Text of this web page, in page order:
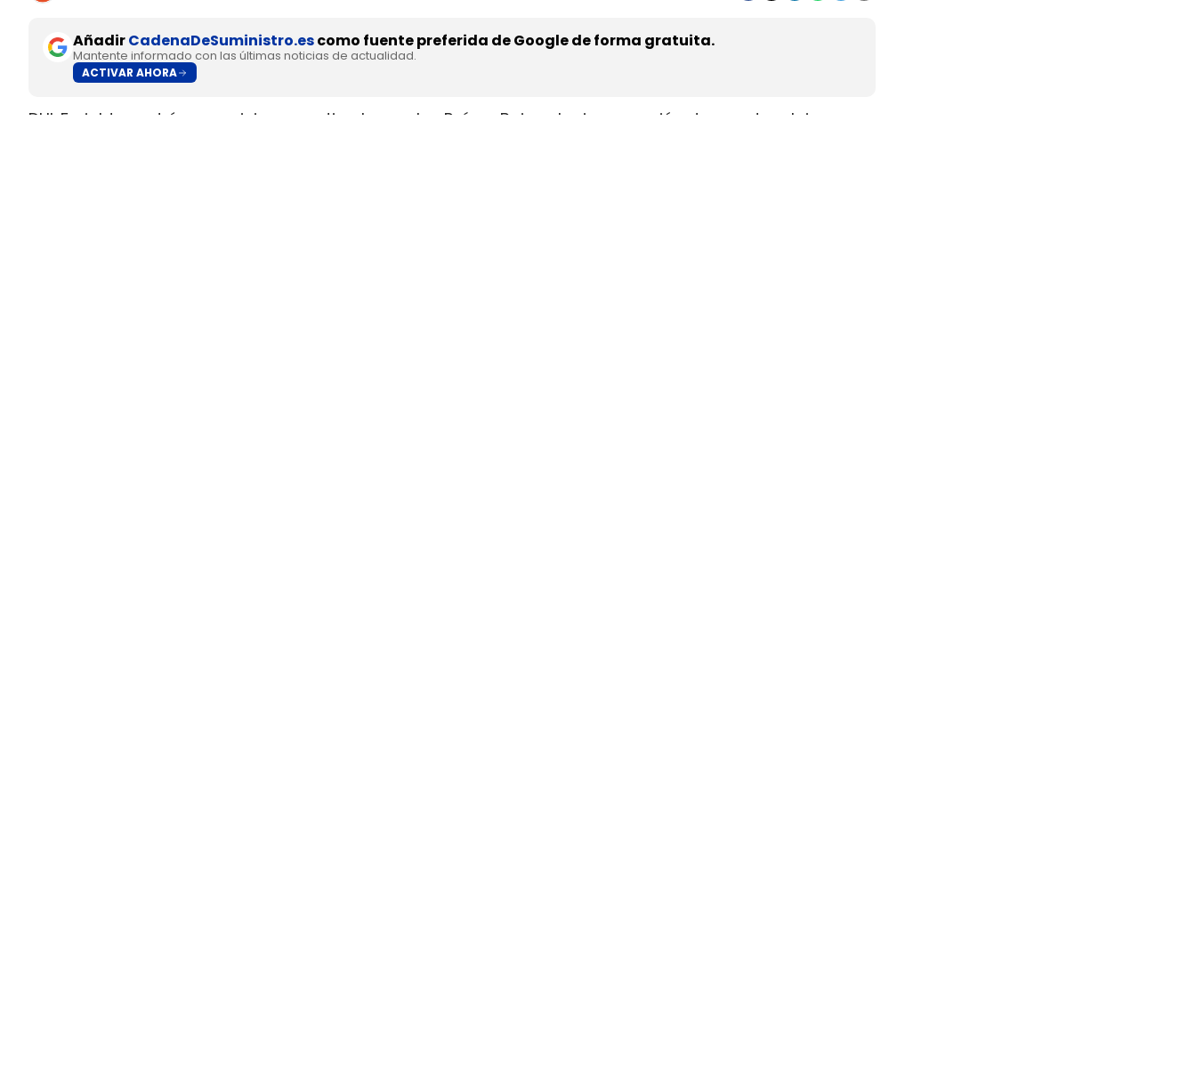
AñadirCadenaDeSuministro.escomo fuente preferida de Google de forma gratuita.
Mantente informado con las últimas noticias de actualidad.
ACTIVAR AHORA
DHL Freight pondrá en servicio en septiembre en los Países Bajos el primer camión de gran tonelaje